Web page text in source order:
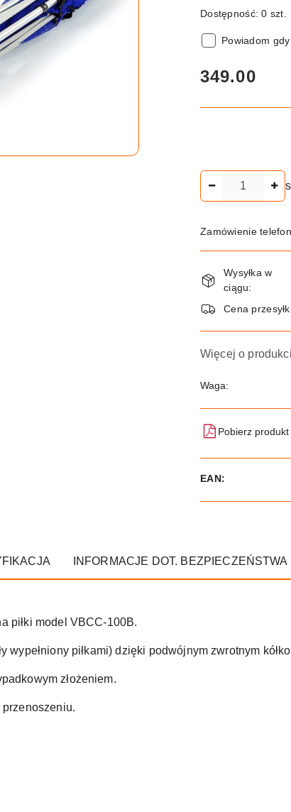
Dostępność:0 szt.
Powiadom
cena:
349.00
Zamówienie
Dostępność
i
dostawa
Wysyłka w
ciągu:
Cena
Więcej o
Waga:
Pobierz produkt
EAN:
INFORMACJE DOT. BEZPIECZEŃSTWA
piłki model VBCC-100B.
wypełniony piłkami) dzięki podwójnym zwrotnym
złożeniem.
przenoszeniu.